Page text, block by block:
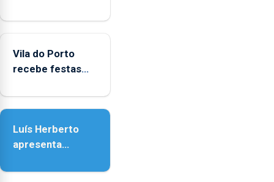
Biblioteca de Vila
Vila do Porto
recebe festas
Nossa Senhora
Luís Herberto
apresenta
Paisagem’